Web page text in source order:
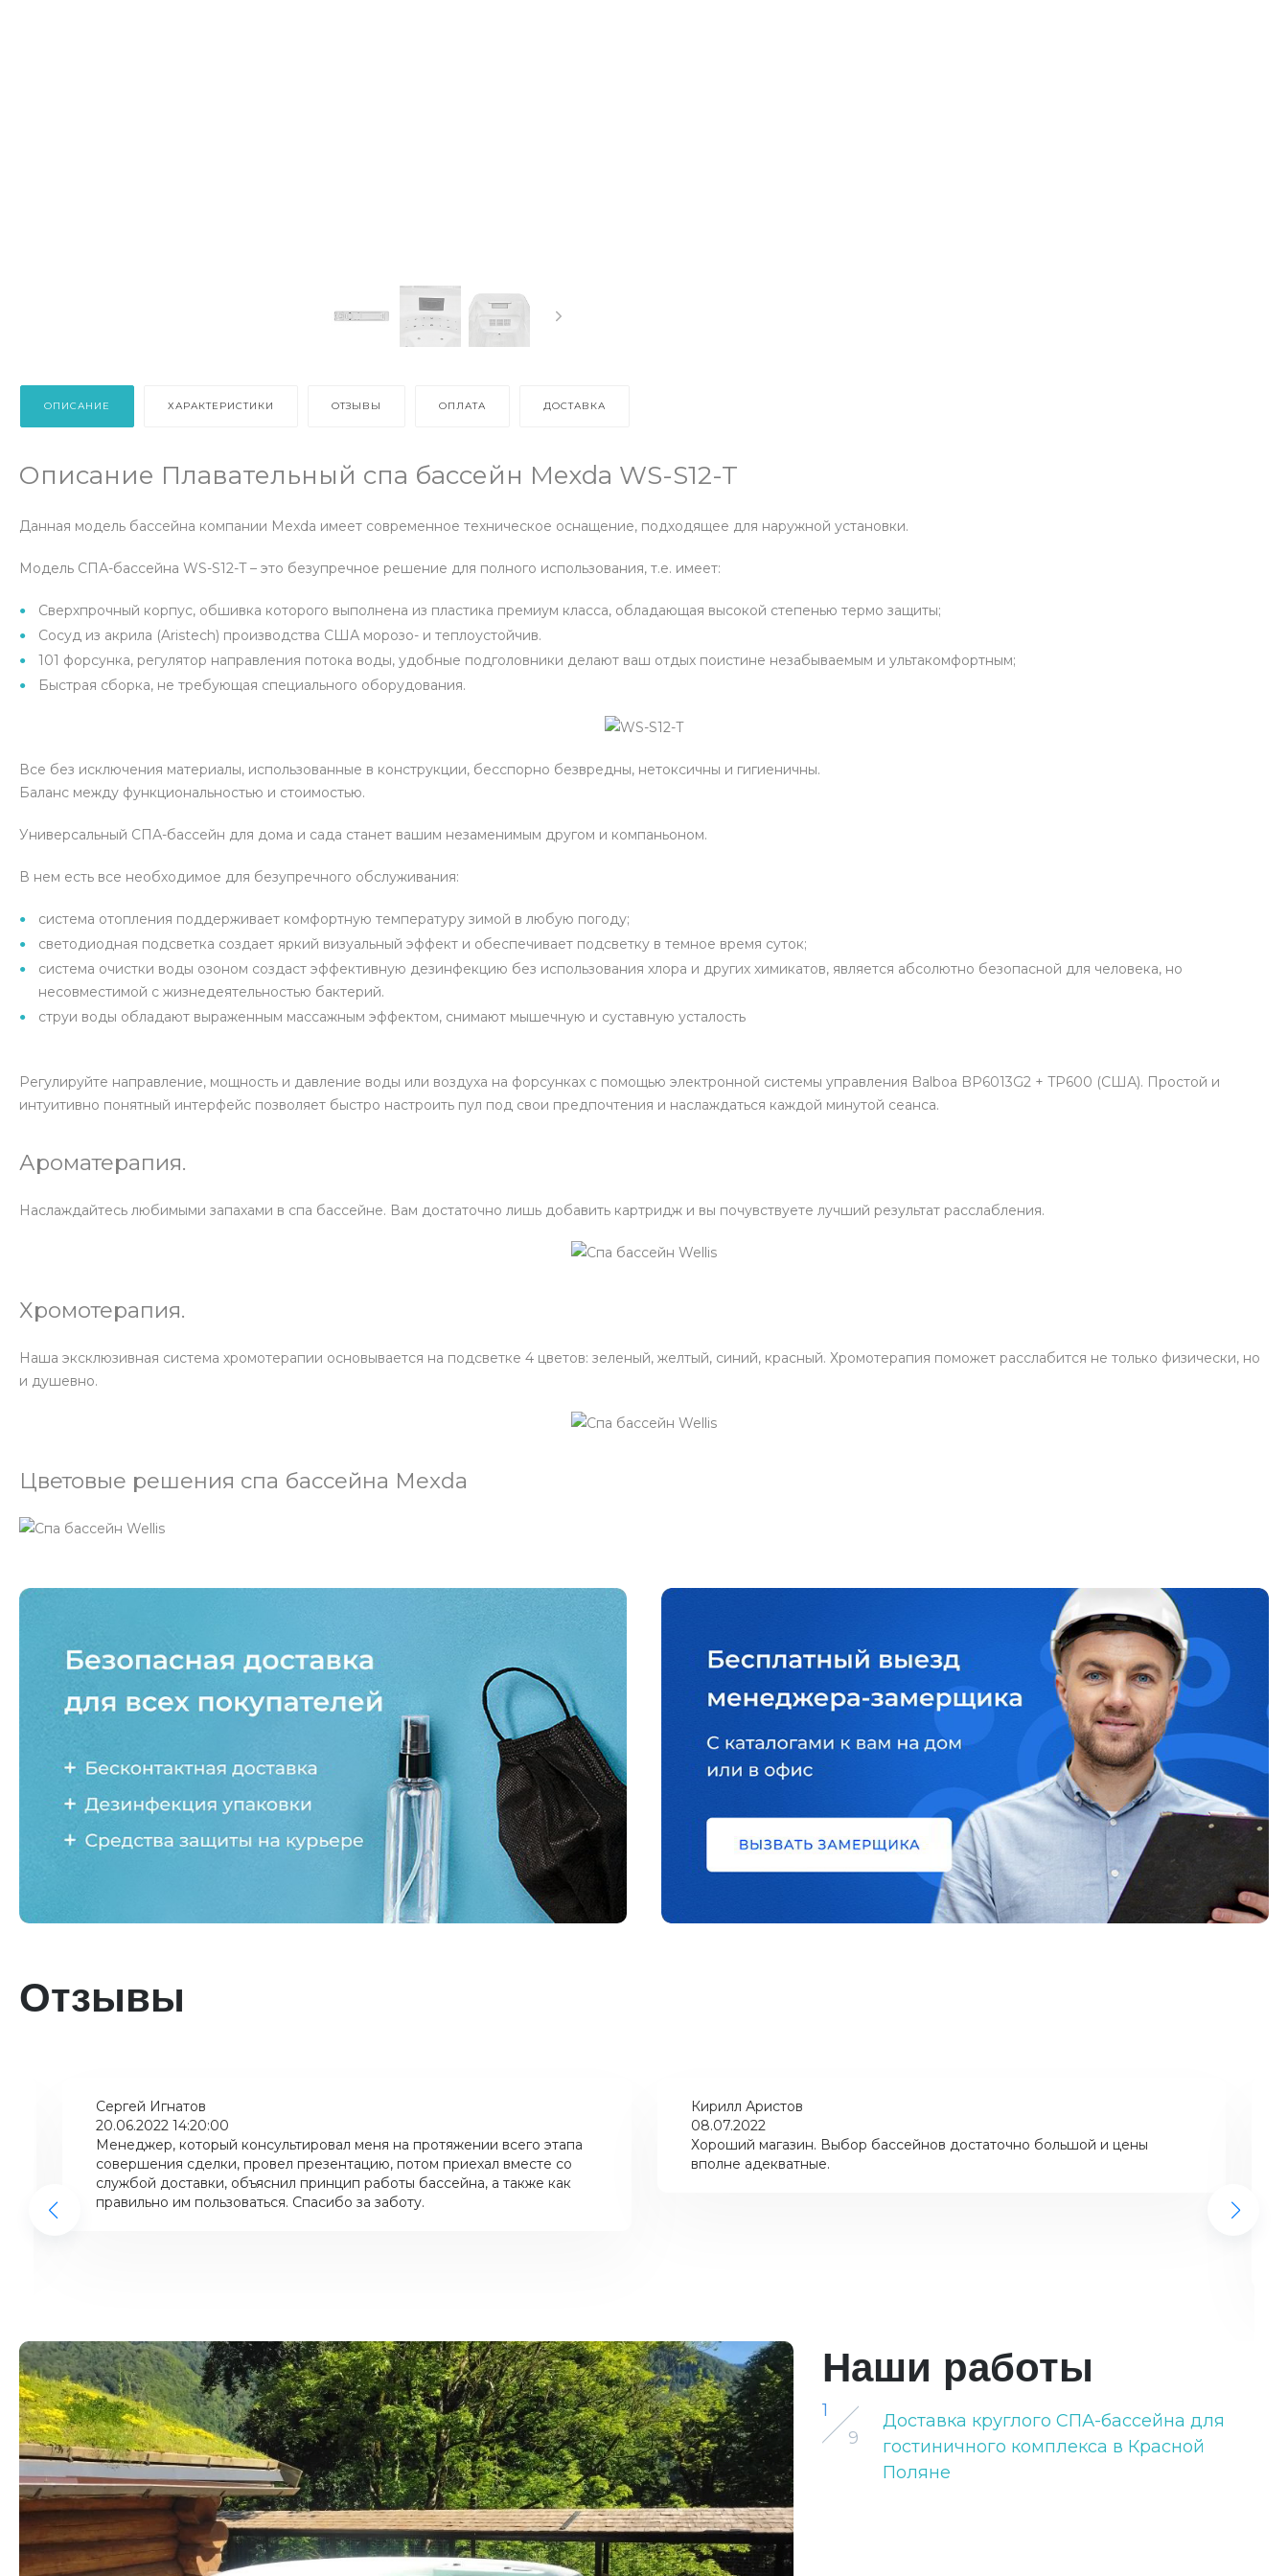
ОПИСАНИЕ ХАРАКТЕРИСТИКИ ОТЗЫВЫ ОПЛАТА ДОСТАВКА
Описание Плавательный спа бассейн Mexda WS-S12-T
Данная модель бассейна компании Mexda имеет современное техническое оснащение, подходящее для наружной установки.
Модель СПА-бассейна WS-S12-T – это безупречное решение для полного использования, т.е. имеет:
Сверхпрочный корпус, обшивка которого выполнена из пластика премиум класса, обладающая высокой степенью термо защиты;
Сосуд из акрила (Aristech) производства США морозо- и теплоустойчив.
101 форсунка, регулятор направления потока воды, удобные подголовники делают ваш отдых поистине незабываемым и ультакомфортным;
Быстрая сборка, не требующая специального оборудования.
Все без исключения материалы, использованные в конструкции, бесспорно безвредны, нетоксичны и гигиеничны.
Баланс между функциональностью и стоимостью.
Универсальный СПА-бассейн для дома и сада станет вашим незаменимым другом и компаньоном.
В нем есть все необходимое для безупречного обслуживания:
система отопления поддерживает комфортную температуру зимой в любую погоду;
светодиодная подсветка создает яркий визуальный эффект и обеспечивает подсветку в темное время суток;
система очистки воды озоном создаст эффективную дезинфекцию без использования хлора и других химикатов, является абсолютно безопасной для человека, но
несовместимой с жизнедеятельностью бактерий.
струи воды обладают выраженным массажным эффектом, снимают мышечную и суставную усталость
Регулируйте направление, мощность и давление воды или воздуха на форсунках с помощью электронной системы управления Balboa BP6013G2 + TP600 (США). Простой и
интуитивно понятный интерфейс позволяет быстро настроить пул под свои предпочтения и наслаждаться каждой минутой сеанса.
Ароматерапия.
Наслаждайтесь любимыми запахами в спа бассейне. Вам достаточно лишь добавить картридж и вы почувствуете лучший результат расслабления.
Хромотерапия.
Наша эксклюзивная система хромотерапии основывается на подсветке 4 цветов: зеленый, желтый, синий, красный. Хромотерапия поможет расслабится не только физически, но
и душевно.
Цветовые решения спа бассейна Mexda
Отзывы
Сергей Игнатов
20.06.2022 14:20:00
Менеджер, который консультировал меня на протяжении всего этапа
совершения сделки, провел презентацию, потом приехал вместе со
службой доставки, объяснил принцип работы бассейна, а также как
правильно им пользоваться. Спасибо за заботу.
Кирилл Аристов
08.07.2022
Хороший магазин. Выбор бассейнов достаточно большой и цены
вполне адекватные.
Наши работы
1
9
Доставка круглого СПА-бассейна для
гостиничного комплекса в Красной
Поляне